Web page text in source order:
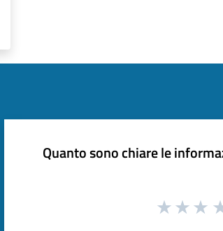
Quanto sono chiare le